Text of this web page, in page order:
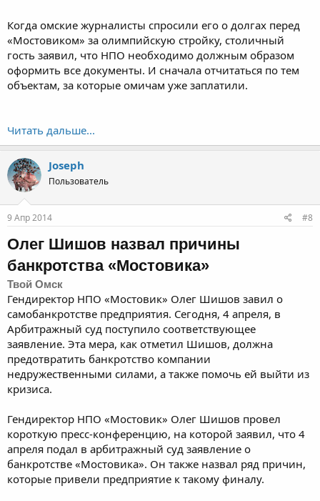
Когда омские журналисты спросили его о долгах перед
«Мостовиком» за олимпийскую стройку, столичный
гость заявил, что НПО необходимо должным образом
оформить все документы. И сначала отчитаться по тем
объектам, за которые омичам уже заплатили.
Читать дальше...
Joseph
Пользователь
9 Апр 2014 #8
Олег Шишов назвал причины
банкротства«Мостовика»
Твой Омск
Гендиректор НПО «Мостовик» Олег Шишов завил о
самобанкротстве предприятия. Сегодня, 4 апреля, в
Арбитражный суд поступило соответствующее
заявление. Эта мера, как отметил Шишов, должна
предотвратить банкротство компании
недружественными силами, а также помочь ей выйти из
кризиса.
Гендиректор НПО «Мостовик» Олег Шишов провел
короткую пресс-конференцию, на которой заявил, что 4
апреля подал в арбитражный суд заявление о
банкротстве «Мостовика». Он также назвал ряд причин,
которые привели предприятие к такому финалу.